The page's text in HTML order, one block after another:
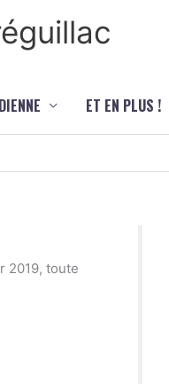
ET EN PLUS !
2019, toute